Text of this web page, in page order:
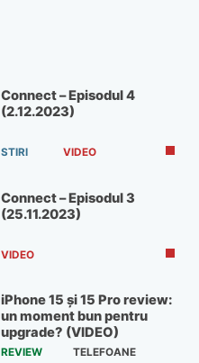
Connect – Episodul 4
(2.12.2023)
STIRI VIDEO
Connect – Episodul 3
(25.11.2023)
VIDEO
iPhone 15 și 15 Pro review:
un moment bun pentru
upgrade? (VIDEO)
REVIEW
TELEFOANE